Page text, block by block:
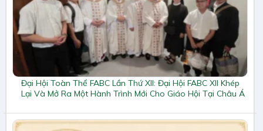
Đại Hội Toàn Thể FABC Lần Thứ XII: Đại Hội FABC XII Khép
Lại Và Mở Ra Một Hành Trình Mới Cho Giáo Hội Tại Châu Á